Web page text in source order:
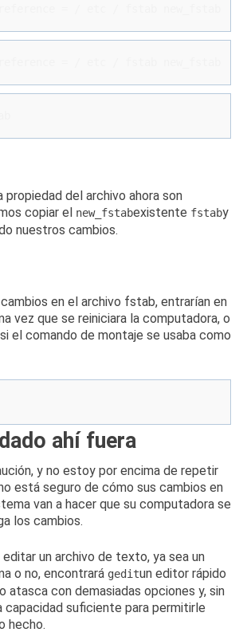
propiedad del archivo ahora son
copiar el new_fstabexistente fstaby
nuestros cambios.
en el archivo fstab, entrarían en
vez que se reiniciara la computadora, o
el comando de montaje se usaba como
ahí fuera
y no estoy por encima de repetir
está seguro de cómo sus cambios en
van a hacer que su computadora se
los cambios.
un archivo de texto, ya sea un
o no, encontrará geditun editor rápido
atasca con demasiadas opciones y, sin
capacidad suficiente para permitirle
hecho.